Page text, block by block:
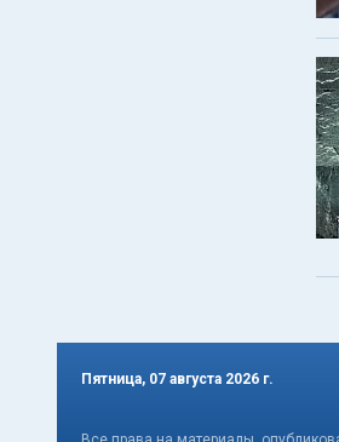
Пятница, 07 августа 2026 г.